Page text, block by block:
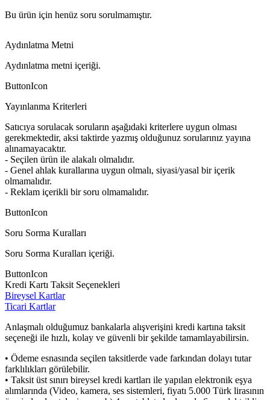
Bu ürün için henüz soru sorulmamıştır.
Aydınlatma Metni
Aydınlatma metni içeriği.
ButtonIcon
Yayınlanma Kriterleri
Satıcıya sorulacak soruların aşağıdaki kriterlere uygun olması
gerekmektedir, aksi taktirde yazmış olduğunuz sorularınız yayına
alınamayacaktır.
- Seçilen ürün ile alakalı olmalıdır.
- Genel ahlak kurallarına uygun olmalı, siyasi/yasal bir içerik
olmamalıdır.
- Reklam içerikli bir soru olmamalıdır.
ButtonIcon
Soru Sorma Kuralları
Soru Sorma Kuralları içeriği.
ButtonIcon
Kredi Kartı Taksit Seçenekleri
Bireysel Kartlar
Ticari Kartlar
Anlaşmalı olduğumuz bankalarla alışverişini kredi kartına taksit
seçeneği ile hızlı, kolay ve güvenli bir şekilde tamamlayabilirsin.
• Ödeme esnasında seçilen taksitlerde vade farkından dolayı tutar
farklılıkları görülebilir.
• Taksit üst sınırı bireysel kredi kartları ile yapılan elektronik eşya
alımlarında (Video, kamera, ses sistemleri, fiyatı 5.000 Türk lirasının